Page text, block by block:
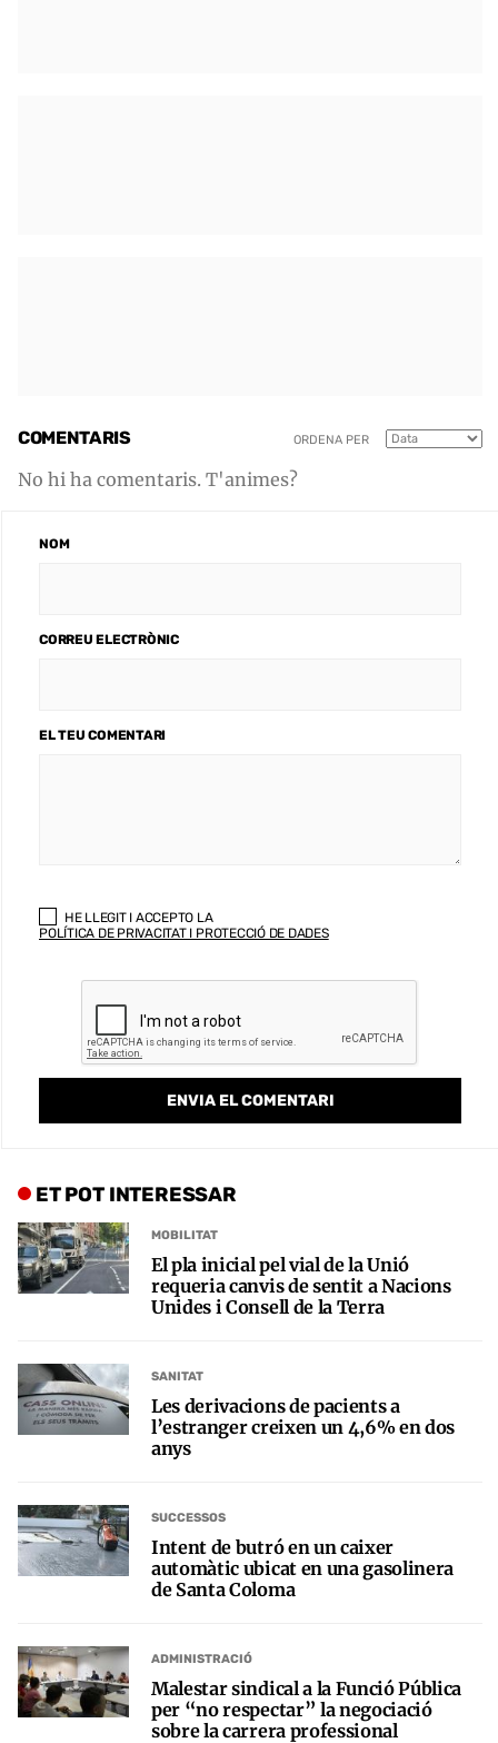
COMENTARIS ORDENA PER
No hi ha comentaris. T'animes?
NOM
CORREU ELECTRÒNIC
EL TEU COMENTARI
HE LLEGIT I ACCEPTO LA
POLÍTICA DE PRIVACITAT I PROTECCIÓ DE DADES
ET POT INTERESSAR
MOBILITAT
El pla inicial pel vial de la Unió
requeria canvis de sentit a Nacions
Unides i Consell de la Terra
SANITAT
Les derivacions de pacients a
l’estranger creixen un 4,6% en dos
anys
SUCCESSOS
Intent de butró en un caixer
automàtic ubicat en una gasolinera
de Santa Coloma
ADMINISTRACIÓ
Malestar sindical a la Funció Pública
per “no respectar” la negociació
sobre la carrera professional